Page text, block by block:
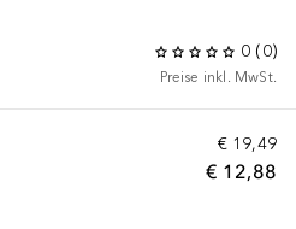
0 (0)
Preise inkl. MwSt.
€ 19,49
€ 12,88